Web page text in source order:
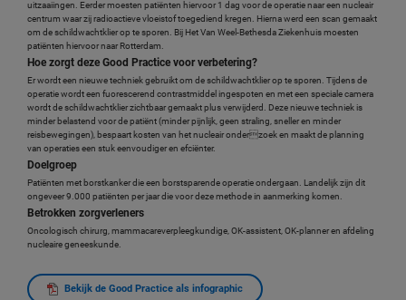
uitzaaiingen. Eerder moesten patiënten hiervoor 1 dag voor de operatie naar een nucleair
centrum waar zij radioactieve vloeistof toegediend kregen. Hierna werd een scan gemaakt
om de schildwachtklier op te sporen. Bij Het Van Weel-Bethesda Ziekenhuis moesten
patiënten hiervoor naar Rotterdam.
Hoe zorgt deze Good Practice voor verbetering?
Er wordt een nieuwe techniek gebruikt om de schildwachtklier op te sporen. Tijdens de
operatie wordt een fuorescerend contrastmiddel ingespoten en met een speciale camera
wordt de schildwachtklier zichtbaar gemaakt plus verwijderd. Deze nieuwe techniek is
minder belastend voor de patiënt (minder pijnlijk, geen straling, sneller en minder
reisbewegingen), bespaart kosten van het nucleair onderzoek en maakt de planning
van operaties een stuk eenvoudiger en efciënter.
Doelgroep
Patiënten met borstkanker die een borstsparende operatie ondergaan. Landelijk zijn dit
ongeveer 9.000 patiënten per jaar die voor deze methode in aanmerking komen.
Betrokken zorgverleners
Oncologisch chirurg, mammacareverpleegkundige, OK-assistent, OK-planner en afdeling
nucleaire geneeskunde.
Bekijk de Good Practice als infographic